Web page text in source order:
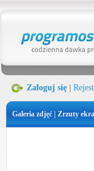
Zaloguj się
Galeria zdjęć | Zrzuty